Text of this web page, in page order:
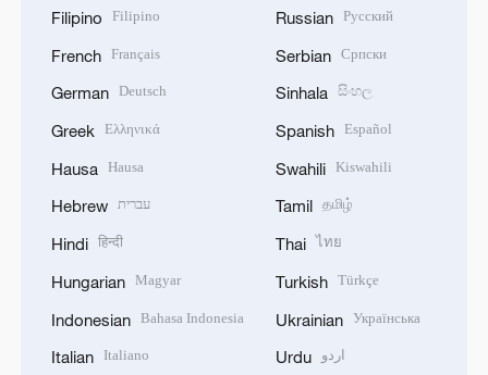
Filipino Filipino
French Français
German Deutsch
Greek Ελληνικά
Hausa Hausa
Hebrew עברית
Hindi हिन्दी
Hungarian Magyar
Indonesian Bahasa Indonesia
Italian Italiano
Russian Русский
Serbian Српски
Sinhala සිංහල
Spanish Español
Swahili Kiswahili
Tamil தமிழ்
Thai ไทย
Turkish Türkçe
Ukrainian Українська
Urdu اردو